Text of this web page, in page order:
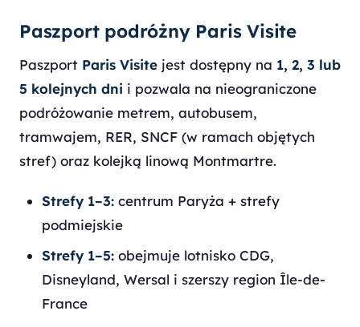
Paszport podróżny Paris Visite
Paszport Paris Visite jest dostępny na 1, 2, 3 lub
5 kolejnych dni i pozwala na nieograniczone
podróżowanie metrem, autobusem,
tramwajem, RER, SNCF (w ramach objętych
stref) oraz kolejką linową Montmartre.
Strefy 1–3: centrum Paryża + strefy
podmiejskie
Strefy 1–5: obejmuje lotnisko CDG,
Disneyland, Wersal i szerszy region Île-de-
France